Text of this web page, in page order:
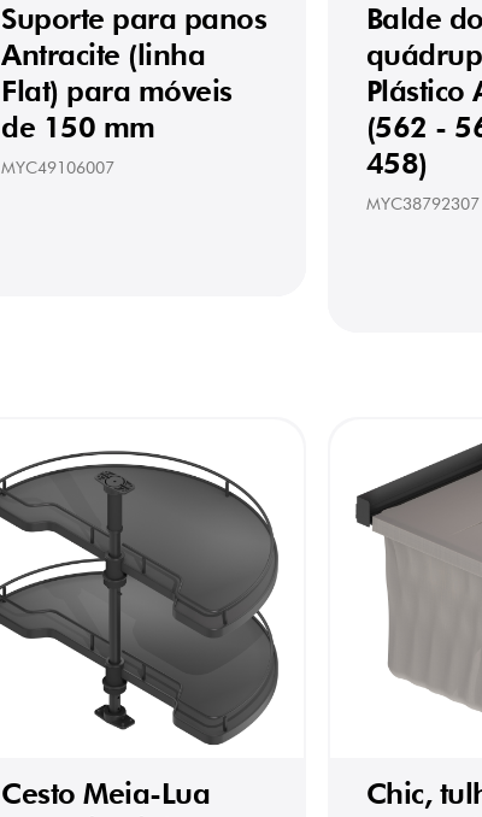
Suporte para panos
Antracite (linha
Flat) para móveis
de 150 mm
MYC49106007
Balde
Plástico
(562 -
458)
MYC38792307
Cesto Meia-Lua
Chic,